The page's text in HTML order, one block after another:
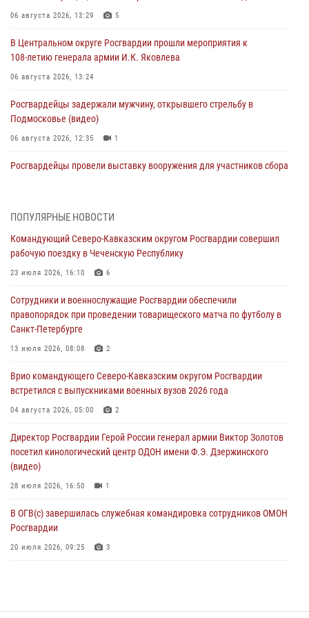
06 августа 2026, 13:29 5
В Центральном округе Росгвардии прошли мероприятия к
108‑летию генерала армии И.К. Яковлева
06 августа 2026, 13:24
Росгвардейцы задержали мужчину, открывшего стрельбу в
Подмосковье (видео)
06 августа 2026, 12:35 1
Росгвардейцы провели выставку вооружения для участников сбора
второй годовщине вторжения ВСУ на территорию области
06 августа 2026, 11:56
угрожавшего подростку травматическим пистолетом
06 августа 2026, 11:33 1
В Зауралье при содействии СОБР Росгвардии ликвидирована
06 августа 2026, 11:27
В Москве росгвардейцы задержали троих мужчин, устроивших
06 августа 2026, 11:20 1
ПОПУЛЯРНЫЕ НОВОСТИ
Командующий Северо-Кавказским округом Росгвардии совершил
рабочую поездку в Чеченскую Республику
23 июля 2026, 16:10 6
Сотрудники и военнослужащие Росгвардии обеспечили
правопорядок при проведении товарищеского матча по футболу в
Санкт-Петербурге
13 июля 2026, 08:08 2
Врио командующего Северо-Кавказским округом Росгвардии
встретился с выпускниками военных вузов 2026 года
04 августа 2026, 05:00 2
Директор Росгвардии Герой России генерал армии Виктор Золотов
посетил кинологический центр ОДОН имени Ф.Э. Дзержинского
(видео)
28 июля 2026, 16:50 1
В ОГВ(с) завершилась служебная командировка сотрудников ОМОН
Росгвардии
20 июля 2026, 09:25 3